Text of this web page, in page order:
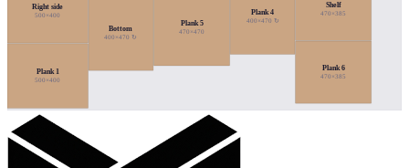
Right side
500×400
Plank 1
500×400
Plank 5
470×470
Bottom
400×470 ↻
Plank 4
400×470 ↻
Shelf
470×385
Plank 6
470×385